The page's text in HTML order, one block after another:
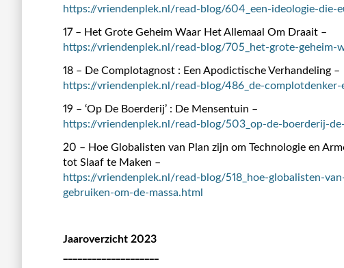
https://vriendenplek.nl/read-blog/604_een-ideologie-die-
17 – Het Grote Geheim Waar Het Allemaal Om Draait –
https://vriendenplek.nl/read-blog/705_het-grote-geheim-
18 – De Complotagnost : Een Apodictische Verhandeling –
https://vriendenplek.nl/read-blog/486_de-
19 – ‘Op De Boerderij’ : De Mensentuin –
https://vriendenplek.nl/read-blog/503_op-de-boerderij-
20 – Hoe Globalisten van Plan zijn om Technologie en
tot Slaaf te Maken –
https://vriendenplek.nl/read-blog/518_hoe-globalisten-
gebruiken-om-de-massa.html
Jaaroverzicht 2023